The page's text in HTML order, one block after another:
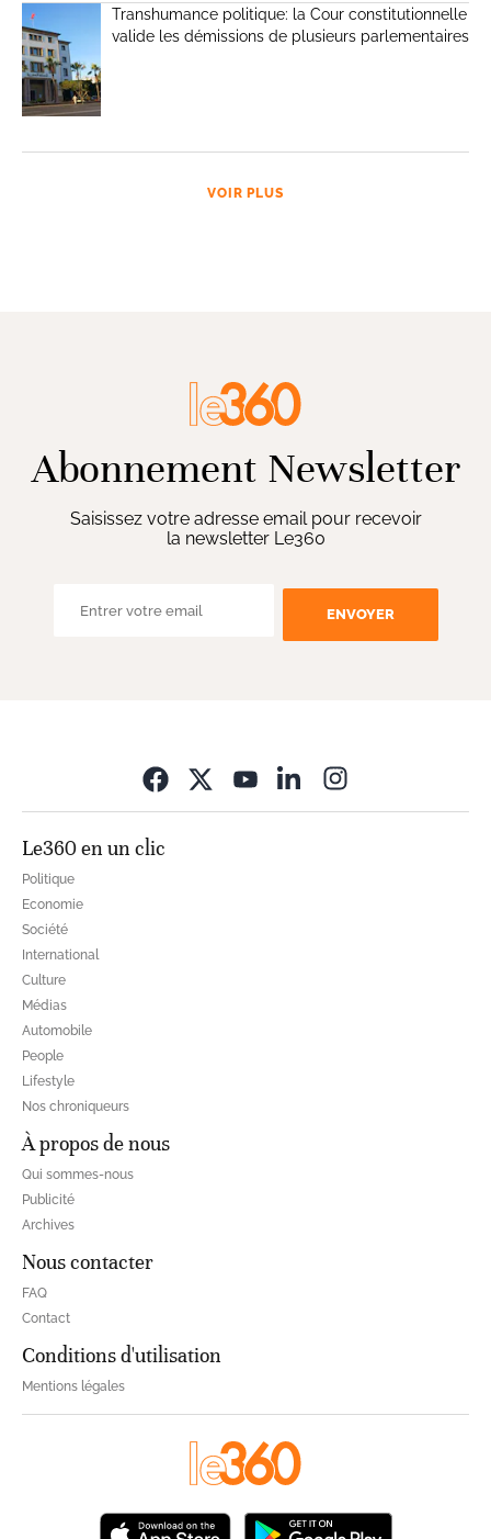
Transhumance politique: la Cour constitutionnelle
valide les démissions de plusieurs parlementaires
VOIR PLUS
Abonnement Newsletter
Saisissez votre adresse email pour recevoir
la newsletter Le360
ENVOYER
Le360 en un clic
Politique
Economie
Société
International
Culture
Médias
Automobile
People
Lifestyle
Nos chroniqueurs
À propos de nous
Qui sommes-nous
Publicité
Archives
Nous contacter
FAQ
Contact
Conditions d'utilisation
Mentions légales